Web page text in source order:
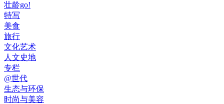
壮龄go!
特写
美食
旅行
文化艺术
人文史地
专栏
@世代
生态与环保
时尚与美容